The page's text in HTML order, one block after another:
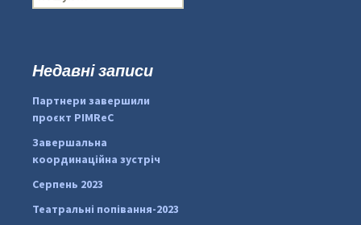
#PipIvanToday
pimrec_project
о
:Недавні записи
Партнери завершили
проєкт PIMReC
Завершальна
координаційна зустріч
Серпень 2023
Театральні попівання-2023